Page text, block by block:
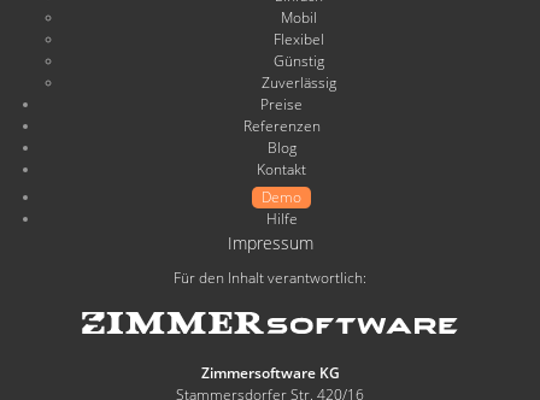
Mobil
Flexibel
Günstig
Zuverlässig
Preise
Referenzen
Blog
Kontakt
Demo
Hilfe
Impressum
Für den Inhalt verantwortlich:
Zimmersoftware KG
Stammersdorfer Str. 420/16